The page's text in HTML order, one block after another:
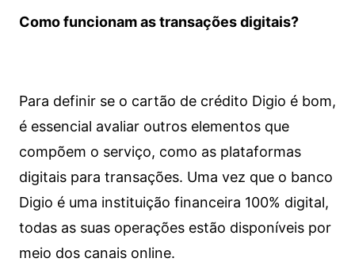
Como funcionam as transações digitais?
Para definir se o cartão de crédito Digio é bom,
é essencial avaliar outros elementos que
compõem o serviço, como as plataformas
digitais para transações. Uma vez que o banco
Digio é uma instituição financeira 100% digital,
todas as suas operações estão disponíveis por
meio dos canais online.